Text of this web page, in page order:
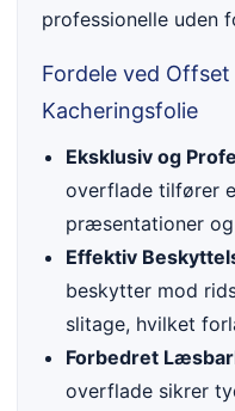
professionelle uden
Fordele ved
Kacheringsfolie
Eksklusiv og
overflade tilfører
præsentationer
Effektiv
beskytter mod
slitage, hvilket
Forbedret
overflade sikrer